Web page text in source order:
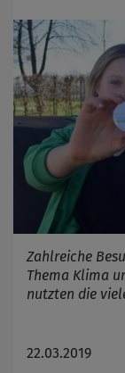
Zahlreiche
Thema Klima
nutzten die
22.03.2019